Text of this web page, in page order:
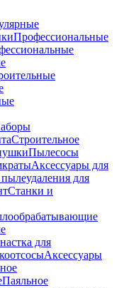
Профессиональные
Строительное
Пылесосы
Аксессуары для
для
Станки и
для
Аксессуары
Паяльное